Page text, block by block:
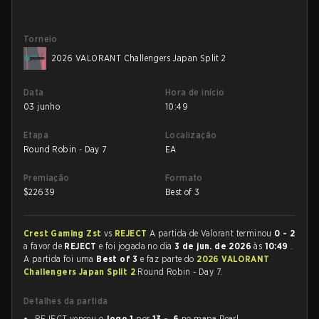
Torneio
2026 VALORANT Challengers Japan Split 2
Data
03 junho
Hora de início
10:49
Etapa
Round Robin - Day 7
Localização
EA
Premiação
$22639
Formato
Best of 3
Crest Gaming Zst vs REJECT A partida de Valorant terminou 0 - 2
a favor de REJECTe foi jogada no dia3 de jun. de 2026às 10:49 .
A partida foi uma Best of 3e faz parte do 2026 VALORANT
Challengers Japan Split 2 Round Robin - Day 7.
Detalhes da partida